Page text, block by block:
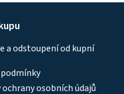
a odstoupení od kupní
osobních údajů